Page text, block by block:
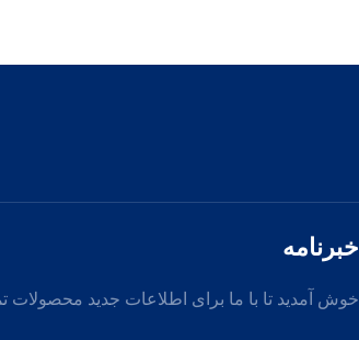
خبرنامه
خوش آمدید تا با ما برای اطلاعات جدید محصولات